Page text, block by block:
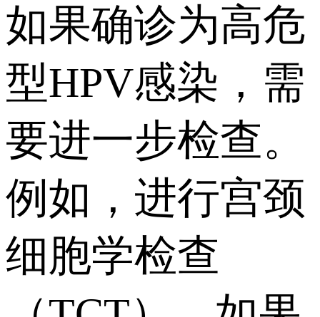
如果确诊为高危
型HPV感染，需
要进一步检查。
例如，进行宫颈
细胞学检查